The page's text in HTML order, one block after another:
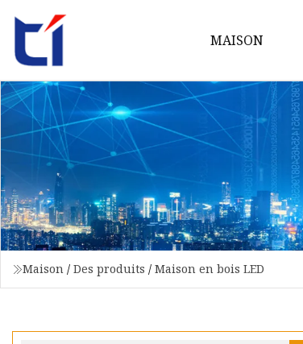
MAISON
Maison / Des produits / Maison en bois LED